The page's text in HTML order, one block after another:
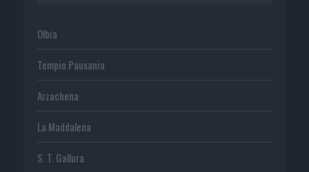
Olbia
Tempio Pausania
Arzachena
La Maddalena
S. T. Gallura